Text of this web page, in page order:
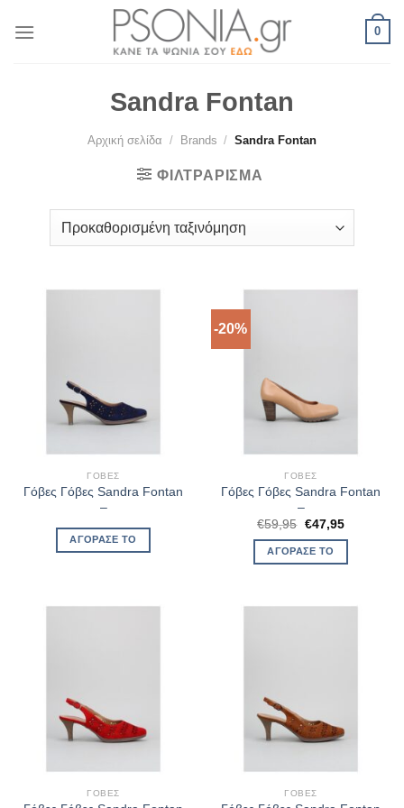
0
Sandra Fontan
Αρχική σελίδα / Brands / Sandra Fontan
ΦΙΛΤΡΆΡΙΣΜΑ
ΓΌΒΕΣ
Γόβες Γόβες Sandra Fontan
–
ΑΓΌΡΑΣΈ ΤΟ
-20%
ΓΌΒΕΣ
Γόβες Γόβες Sandra Fontan
–
€59,95 Original
price
was:
€59,95.
€47,95Η
ΑΓΌΡΑΣΈ ΤΟ
ΓΌΒΕΣ ΓΌΒΕΣ